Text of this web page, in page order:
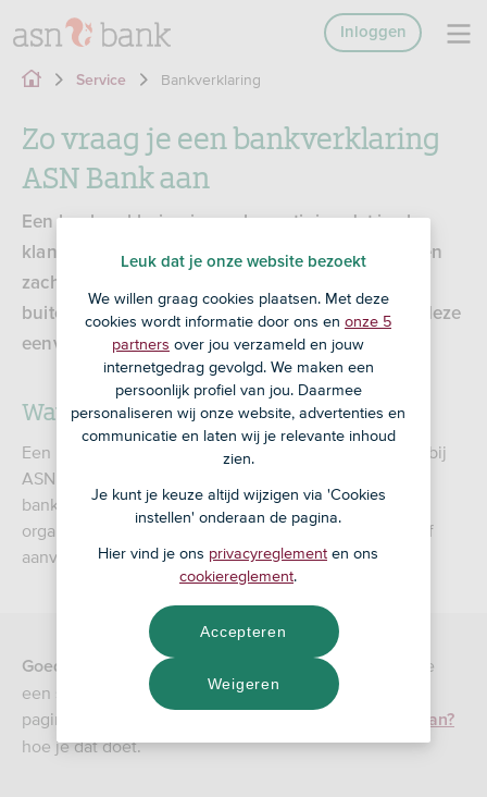
Inloggen
Service Bankverklaring
Zo vraag je een bankverklaring
ASN Bank aan
Een bankverklaring is een bevestiging dat je als
klant bij ASN Bank bankiert. Dit wordt ook wel een
zachte bankverklaring genoemd. Soms vragen
buitenlandse organisaties daarnaar. Hier kun je deze
eenvoudig zelf aanvragen.
Wat is een bankverklaring?
Een bankverklaring is een bevestiging dat je als klant bij
ASN Bank bankiert. Dit wordt ook wel een zachte
bankverklaring genoemd. Soms vragen buitenlandse
organisaties daarnaar. Hier kun je deze eenvoudig zelf
aanvragen.
Goed om te weten: ben je een zakelijke klant en wil je
een standaard bankverklaring aanvragen? Lees op de
pagina
Hoe vraag ik een standaard bankverklaring aan?
hoe je dat doet.
Leuk dat je onze website bezoekt
We willen graag cookies plaatsen. Met deze
cookies wordt informatie door ons en onze 5
partners over jou verzameld en jouw
internetgedrag gevolgd. We maken een
persoonlijk profiel van jou. Daarmee
personaliseren wij onze website, advertenties en
communicatie en laten wij je relevante inhoud
zien.
Je kunt je keuze altijd wijzigen via 'Cookies
instellen' onderaan de pagina.
Hier vind je ons privacyreglement en ons
cookiereglement.
Weigeren
Accepteren